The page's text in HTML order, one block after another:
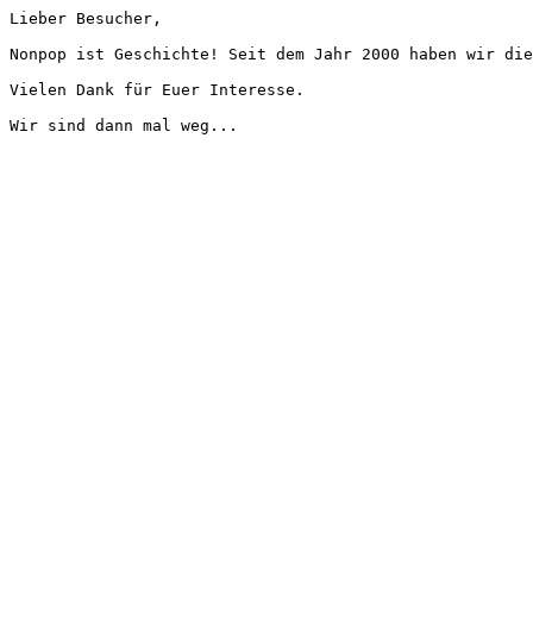
Lieber Besucher,
Nonpop ist Geschichte! Seit dem Jahr 2000 haben wir
Vielen Dank für Euer Interesse.
Wir sind dann mal weg...